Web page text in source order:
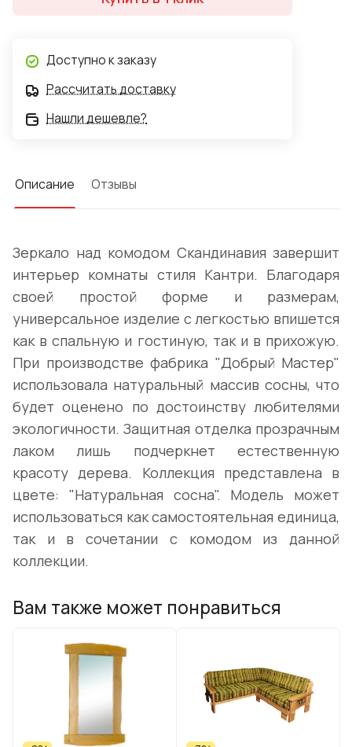
Доступно к заказу
Рассчитать доставку
Нашли дешевле?
Описание Отзывы
Зеркало над комодом Скандинавия завершит
интерьер комнаты стиля Кантри. Благодаря
своей простой форме и размерам,
универсальное изделие с легкостью впишется
как в спальную и гостиную, так и в прихожую.
При производстве фабрика "Добрый Мастер"
использовала натуральный массив сосны, что
будет оценено по достоинству любителями
экологичности. Защитная отделка прозрачным
лаком лишь подчеркнет естественную
красоту дерева. Коллекция представлена в
цвете: "Натуральная сосна". Модель может
использоваться как самостоятельная единица,
так и в сочетании с комодом из данной
коллекции.
Вам также может понравиться